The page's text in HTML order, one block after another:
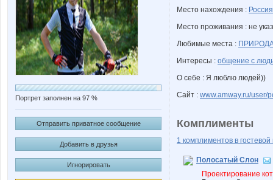
Портрет заполнен на 97 %
Отправить приватное сообщение
Добавить в друзья
Игнорировать
Место нахождения : Россия
Место проживания : не
Любимые места :
Интересы : общение с
О себе : Я люблю людей))
Сайт : www.amway.ru/user/
Комплименты
1 комплиментов в гостевой
Полосатый Слон
Проектирование